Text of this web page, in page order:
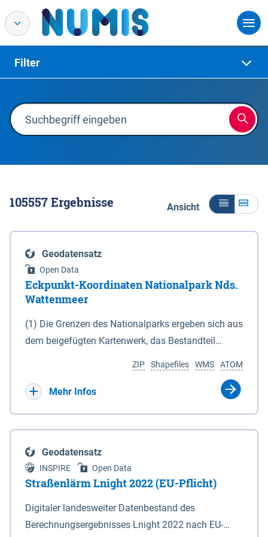
Filter
105557Ergebnisse Ansicht
Geodatensatz
Open Data
Eckpunkt-Koordinaten Nationalpark Nds.
Wattenmeer
(1) Die Grenzen des Nationalparks ergeben sich aus
dem beigefügten Kartenwerk, das Bestandteil
(DTK) im Maßstab 1 : 100 000 (Anlage 2), 2.
verkleinerte Amtliche Karte 1 : 5 000 (AK5) im
projizierte Koordinaten im Europäischen
Terrestrischen Referenzsystem 1989 (ETRS 89) mit
der Universalen Transversalen Mercator-Abbildung
bezogen auf die Zone 32 N (UTM 32N) dargestellt
(Anlage 4); Gleiches gilt für die geografischen
ATOM
WMS
Shapefiles
ZIP
Mehr Infos
Geodatensatz
INSPIRE Open Data
Straßenlärm Lnight 2022 (EU-Pflicht)
Digitaler landesweiter Datenbestand des
Berechnungsergebnisses Lnight 2022 nach EU-